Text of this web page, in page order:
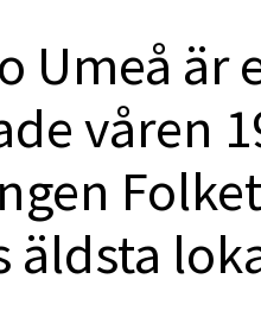
Umeå
våren
äldsta